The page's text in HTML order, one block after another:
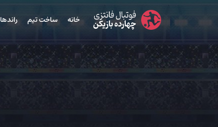
خانه ساخت تیم راندها